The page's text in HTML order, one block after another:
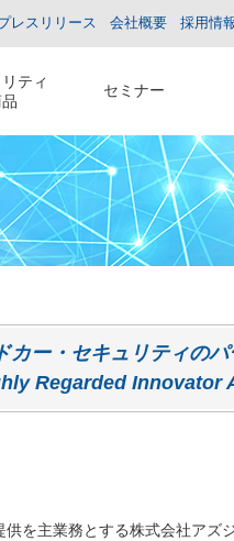
レスリリース 会社概要 採用情
ティ
セミナー
カー・セキュリティのパ
Regarded Innovator
を主業務とする株式会社アズ